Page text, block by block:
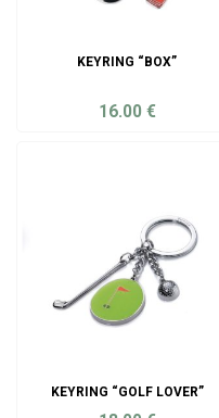
KEYRING “BOX”
16.00 €
KEYRING “GOLF LOVER”